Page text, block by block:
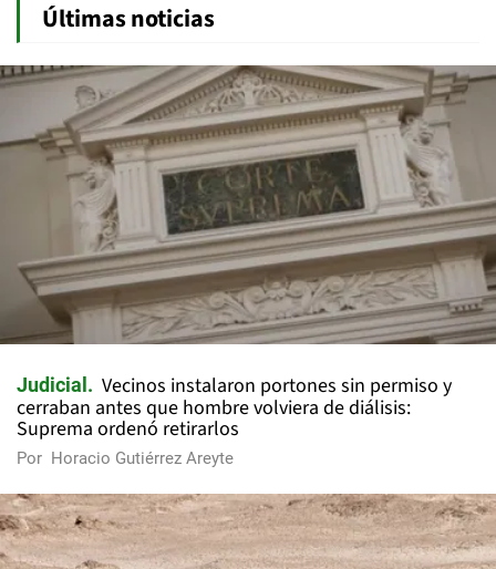
Últimas noticias
Judicial
Vecinos instalaron portones sin permiso y
cerraban antes que hombre volviera de diálisis:
Suprema ordenó retirarlos
Por Horacio Gutiérrez Areyte